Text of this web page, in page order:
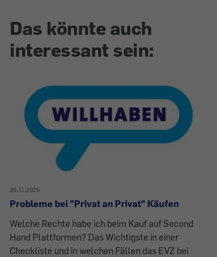
Das könnte auch
interessant sein:
30.11.2025
Probleme bei "Privat an Privat" Käufen
Welche Rechte habe ich beim Kauf auf Second
Hand Plattformen? Das Wichtigste in einer
Checkliste und in welchen Fällen das EVZ bei